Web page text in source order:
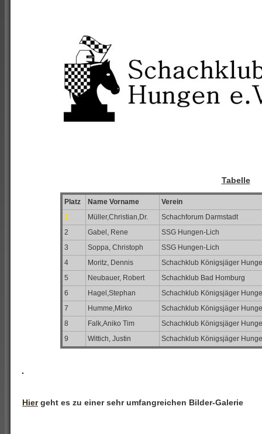
Tabelle
Platz Name Vorname
Verein
1
Müller,Christian,Dr.
Schachforum Darmstadt
2
Gabel, Rene
SSG Hungen-Lich
3
Soppa, Christoph
SSG Hungen-Lich
4
Moritz, Dennis
Schachklub Königsjäger
5
Neubauer, Robert
Schachklub Bad Homburg
6
Hagel,Stephan
Schachklub Königsjäger
7
Humme,Mirko
Schachklub Königsjäger
8
Falk,Aniko Tim
Schachklub Königsjäger
9
Wittich, Justin Schachklub Königsjäger
Hiergeht es zu einer sehr umfangreichen Bilder-Galerie